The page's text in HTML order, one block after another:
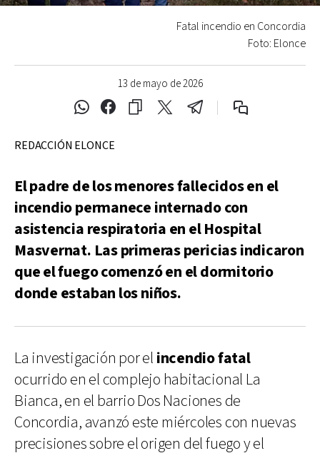
13 de mayo de 2026
Fatal incendio en Concordia
Foto: Elonce
REDACCIÓN ELONCE
El padre de los menores fallecidos en el
incendio permanece internado con
asistencia respiratoria en el Hospital
Masvernat. Las primeras pericias indicaron
que el fuego comenzó en el dormitorio
donde estaban los niños.
La investigación por el incendio fatal
ocurrido en el complejo habitacional La
Bianca, en el barrio Dos Naciones de
Concordia, avanzó este miércoles con nuevas
precisiones sobre el origen del fuego y el